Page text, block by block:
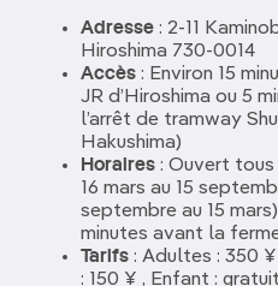
Adresse : 2-11
Hiroshima 730-0014
Accès : Environ 15
JR d’Hiroshima ou 5
l’arrêt de tramway
Hakushima)
Horaires : Ouvert tous
16 mars au 15
septembre au 15
minutes avant la
Tarifs : Adultes : 350
: 150 ¥ , Enfant : gratuit